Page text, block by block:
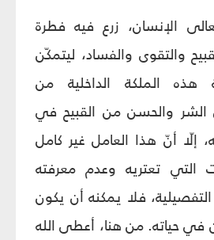
الإنسان، زرع فيه فطرة
والتقوى والفساد، ليتمكّن
هذه الملكة الداخلية من
والحسن من القبيح في
إلّا أنّ هذا العامل غير كامل
التي تعتريه وعدم معرفته
التفصيلية، فلا يمكنه أن يكون
في حياته. من هنا، أعطى الله